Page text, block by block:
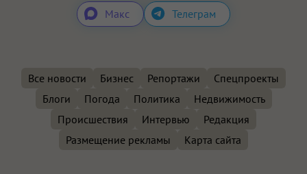
Макс
Телеграм
Все новости Бизнес Репортажи
Спецпроекты
Блоги
Погода Политика
Недвижимость
Происшествия
Интервью
Редакция
Размещение рекламы
Карта сайта